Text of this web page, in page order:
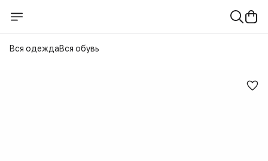
Вся одеждаВся обувь